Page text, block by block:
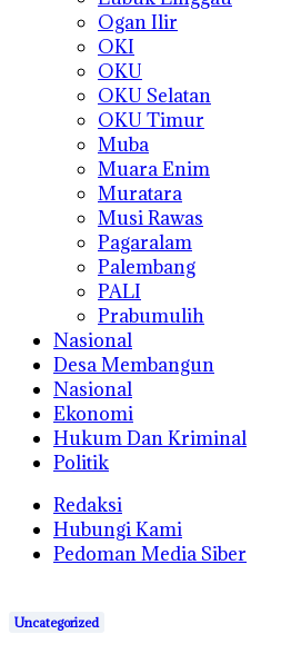
Ogan Ilir
OKI
OKU
OKU Selatan
OKU Timur
Muba
Muara Enim
Muratara
Musi Rawas
Pagaralam
Palembang
PALI
Prabumulih
Nasional
Desa Membangun
Nasional
Ekonomi
Hukum Dan Kriminal
Politik
Redaksi
Hubungi Kami
Pedoman Media Siber
Uncategorized